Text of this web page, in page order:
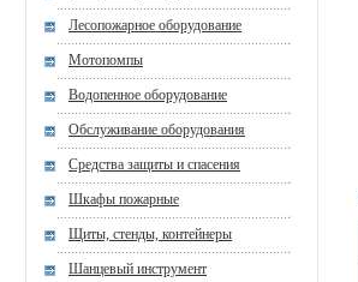
Лесопожарное оборудование
Мотопомпы
Водопенное оборудование
Обслуживание оборудования
Средства защиты и спасения
Шкафы пожарные
Щиты, стенды, контейнеры
Шанцевый инструмент